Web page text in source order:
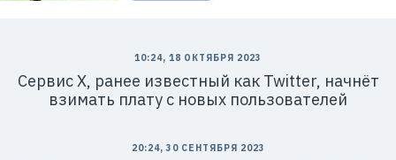
10:24, 18 ОКТЯБРЯ 2023
Сервис Х, ранее известный как Twitter, начнёт
взимать плату с новых пользователей
20:24, 30 СЕНТЯБРЯ 2023